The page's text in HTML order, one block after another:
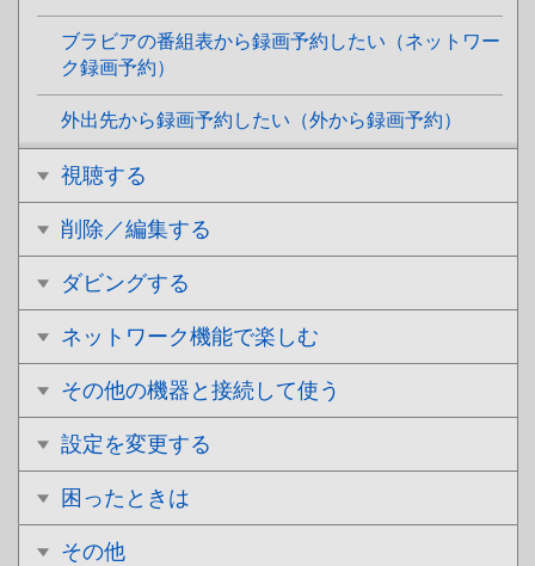
ブラビアの番組表から録画予約したい（ネットワー
ク録画予約）
外出先から録画予約したい（外から録画予約）
視聴する
削除／編集する
ダビングする
ネットワーク機能で楽しむ
その他の機器と接続して使う
設定を変更する
困ったときは
その他